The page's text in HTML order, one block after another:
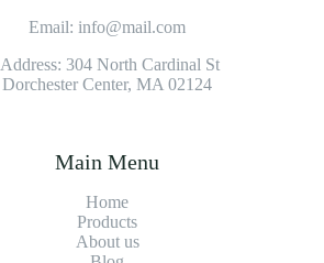
Email: info@mail.com
Address: 304 North Cardinal St.
Dorchester Center, MA 02124
Main Menu
Home
Products
About us